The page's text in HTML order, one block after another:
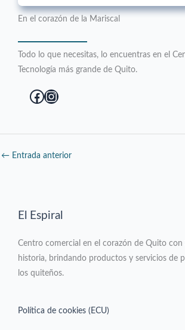
En el corazón de la Mariscal
Todo lo que necesitas, lo encuentras en el
Tecnología más grande de Quito.
Facebook
Instagram
← Entrada anterior
El Espiral
Centro comercial en el corazón de Quito con
historia, brindando productos y servicios de
los quiteños.
Política de cookies (ECU)